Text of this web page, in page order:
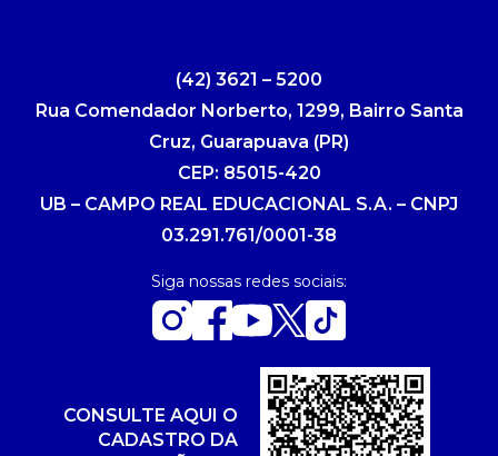
(42) 3621 – 5200
Rua Comendador Norberto, 1299, Bairro Santa
Cruz, Guarapuava (PR)
CEP: 85015-420
UB – CAMPO REAL EDUCACIONAL S.A. – CNPJ
03.291.761/0001-38
Siga nossas redes sociais:
CONSULTE AQUI O
CADASTRO DA